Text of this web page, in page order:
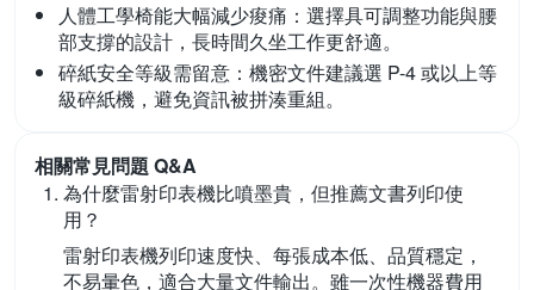
人體工學椅能大幅減少痠痛： 選擇具可調整功能與腰
部支撐的設計，長時間久坐工作更舒適。
碎紙安全等級需留意： 機密文件建議選 P-4 或以上等
級碎紙機，避免資訊被拼湊重組。
相關常見問題 Q&A
為什麼雷射印表機比噴墨貴，但推薦文書列印使
用？
雷射印表機列印速度快、每張成本低、品質穩定，
不易暈色，適合大量文件輸出。雖一次性機器費用